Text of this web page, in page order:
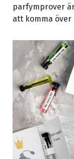
parfymprover
att komma över